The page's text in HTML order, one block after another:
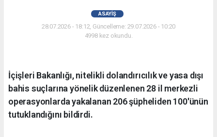
ASAYIŞ
28.07.2026 - 18:12, Güncelleme: 29.07.2026 - 10:20
4998 kez okundu.
İçişleri Bakanlığı, nitelikli dolandırıcılık ve yasa dışı
bahis suçlarına yönelik düzenlenen 28 il merkezli
operasyonlarda yakalanan 206 şüpheliden 100'ünün
tutuklandığını bildirdi.